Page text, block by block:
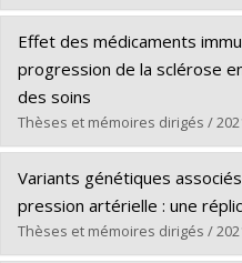
Diplôme obtenu :M. Sc.
Lien vers le document dans
Diplômé(e) :Lauzon,
Cycle :Doctorat
Diplôme obtenu :
Lien vers le document dans
Effet des médicaments
progression de la sclérose
des soins
Thèses et mémoires dirigés /
Diplômé(e) :Mésidor,
Cycle :Doctorat
Diplôme obtenu :Ph. D.
Lien vers le document dans
Variants génétiques
pression artérielle : une
Thèses et mémoires dirigés /